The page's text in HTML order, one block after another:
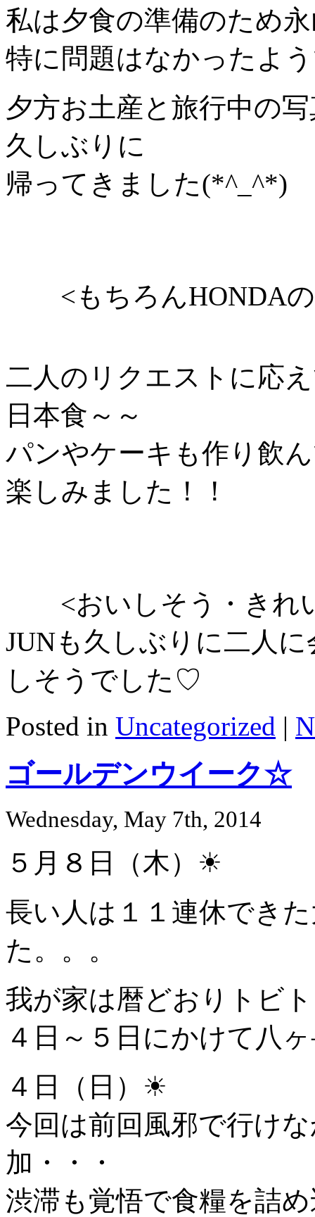
私は夕食の準備のため
特に問題はなかったよ
夕方お土産と旅行中の
久しぶりに
帰ってきました(*^_^*)
<もちろんHONDAの
二人のリクエストに応
日本食～～
パンやケーキも作り飲
楽しみました！！
<おいしそう・きれ
JUNも久しぶりに二人
しそうでした♡
Posted in Uncategorized |
ゴールデンウイーク☆
Wednesday, May 7th, 2014
５月８日（木）☀
長い人は１１連休でき
た。。。
我が家は暦どおりトビ
４日～５日にかけて八
４日（日）☀
今回は前回風邪で行け
加・・・
渋滞も覚悟で食糧を詰